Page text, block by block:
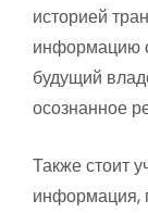
историей
информацию
будущий
осознанное
Также стоит
информация,